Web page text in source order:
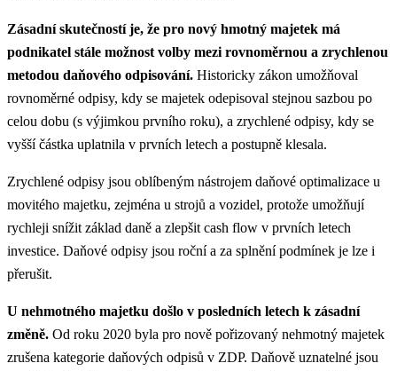
Zásadní skutečností je, že pro nový hmotný majetek má
podnikatel stále možnost volby mezi rovnoměrnou a zrychlenou
metodou daňového odpisování. Historicky zákon umožňoval
rovnoměrné odpisy, kdy se majetek odepisoval stejnou sazbou po
celou dobu (s výjimkou prvního roku), a zrychlené odpisy, kdy se
vyšší částka uplatnila v prvních letech a postupně klesala.
Zrychlené odpisy jsou oblíbeným nástrojem daňové optimalizace u
movitého majetku, zejména u strojů a vozidel, protože umožňují
rychleji snížit základ daně a zlepšit cash flow v prvních letech
investice. Daňové odpisy jsou roční a za splnění podmínek je lze i
přerušit.
U nehmotného majetku došlo v posledních letech k zásadní
změně. Od roku 2020 byla pro nově pořizovaný nehmotný majetek
zrušena kategorie daňových odpisů v ZDP. Daňově uznatelné jsou